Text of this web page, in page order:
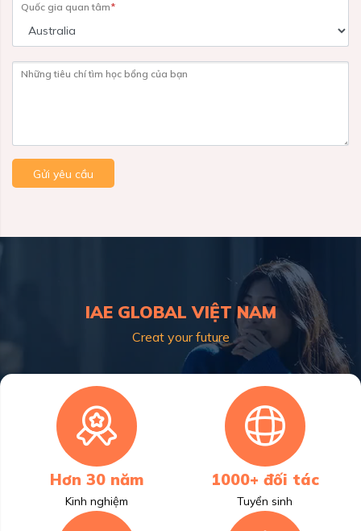
Quốc gia quan tâm*
Những tiêu chí tìm học bổng của bạn
Gửi yêu cầu
IAE GLOBAL VIỆT NAM
Creat your future
Hơn 30 năm
Kinh nghiệm
1000+ đối tác
Tuyển sinh